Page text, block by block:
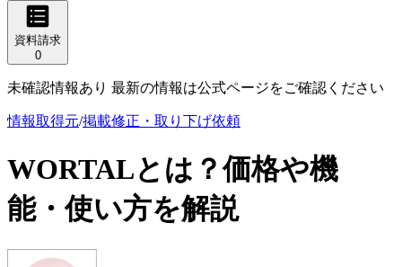
資料請求
0
未確認情報あり 最新の情報は公式ページをご確認ください
情報取得元/掲載修正・取り下げ依頼
WORTALとは？価格や機
能・使い方を解説